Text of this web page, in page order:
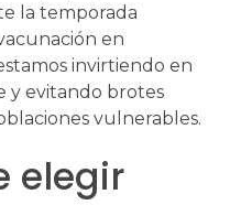
la temporada
en
invirtiendo en
y evitando brotes
vulnerables.
elegir